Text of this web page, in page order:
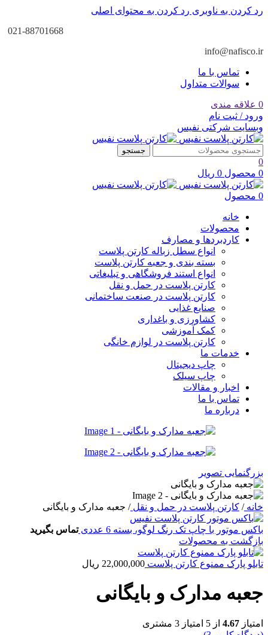
رد کردن به ناوبری رد کردن به محتوای اصلی
021-88701668
info@nafisco.ir
تماس با ما
سوالات متداول
0 علاقه مندی
ورود / ثبت نام
وبسایت شرکتی نفیس
جستجو
0
0 محصول 0 ریال
0 محصول
خانه
محصولات
کاردبردها و مصارف
انواع سطل زباله کارتن پلاست
بسته بندی و جعبه کارتن پلاست
انواع استند فروشگاهی و تبلیغاتی
کارتن پلاست در حمل و نقل
کارتن پلاست در صنعت ساختمانی
صنایع غذایی
کشاورزی و باغداری
کمک آموزشی
کارتن پلاست در لوازم خانگی
خدمات ما
چاپ دیجیتال
چاپ سیلک
اخبار و مقالات
تماس با ما
درباره ما
بزرگنمایی تصویر
خانه/ کارتن پلاست در حمل و نقل/ جعبه مدارک و بایگانی
باکس موتور با چاپ تک رنگ لوگو، بسته 6 عددی
تماس بگیرید
بازگشت به محصولات
تابلو پارک ممنوع کارتن پلاست 22,000,000 ریال
جعبه مدارک و بایگانی
امتیاز 4.67 از 5 امتیاز 3 مشتری